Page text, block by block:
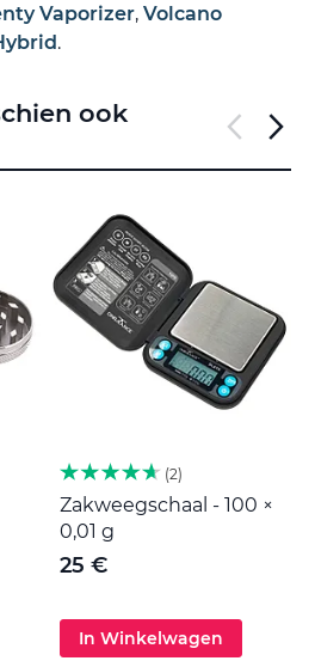
Vaporizer, Volcano
.
ook
2
Zakweegschaal - 100 ×
0,01 g
25 €
In Winkelwagen